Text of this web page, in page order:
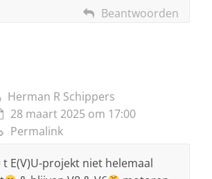
Beantwoorden
Herman R Schippers
28 maart 2025 om 17:00
Permalink
t E(V)U-projekt niet helemaal